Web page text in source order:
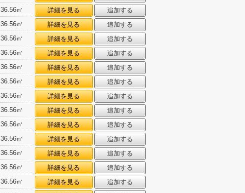
36.56㎡ 詳細を見る
追加する
36.56㎡ 詳細を見る
追加する
36.56㎡ 詳細を見る
追加する
36.56㎡ 詳細を見る
追加する
36.56㎡ 詳細を見る
追加する
36.56㎡ 詳細を見る
追加する
36.56㎡ 詳細を見る
追加する
36.56㎡ 詳細を見る
追加する
36.56㎡ 詳細を見る
追加する
36.56㎡ 詳細を見る
追加する
36.56㎡ 詳細を見る
追加する
36.56㎡ 詳細を見る
追加する
36.56㎡ 詳細を見る
追加する